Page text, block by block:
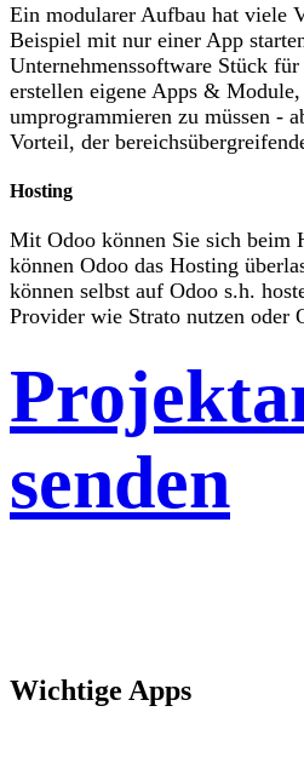
Ein modularer Aufbau hat viele
Beispiel mit nur einer App
Unternehmenssoftware Stück
erstellen eigene Apps & Module,
umprogrammieren zu müssen -
Vorteil, der
Hosting
Mit Odoo können Sie sich beim
können Odoo das Hosting
können selbst auf Odoo s.h.
Provider wie Strato nutzen oder
senden
Wichtige Apps